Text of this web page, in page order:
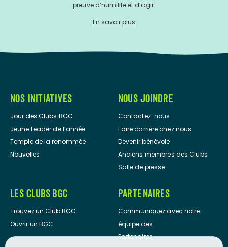
preuve d’humilité et d’agir.
En savoir plus
NOS INITIATIVES
Jour des Clubs BGC
Jeune Leader de l’année
Temple de la renommée
Nouvelles
NOUS JOINDRE
Contactez-nous
Faire carrière chez nous
Devenir bénévole
Anciens membres des Clubs
Salle de presse
LES CLUBS BGC
Trouvez un Club BGC
Ouvrir un BGC
PARTENAIRES
Communiquez avec notre
équipe des
Partenaires